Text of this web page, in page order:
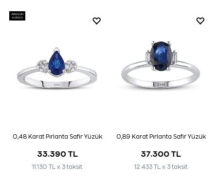
AYNI GÜN
KARGO
0,48 Karat Pırlanta Safir Yüzük
33.390 TL
11.130 TL x 3 taksit
0,89 Karat Pırlanta Safir Yüzük
37.300 TL
12.433 TL x 3 taksit